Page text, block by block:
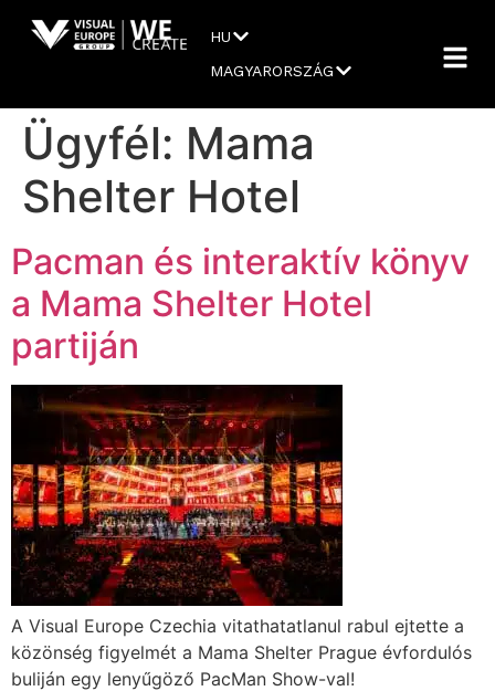
HU
MAGYARORSZÁG
Ügyfél: Mama
Shelter Hotel
Pacman és interaktív könyv
a Mama Shelter Hotel
partiján
A Visual Europe Czechia vitathatatlanul rabul ejtette a
közönség figyelmét a Mama Shelter Prague évfordulós
buliján egy lenyűgöző PacMan Show-val!